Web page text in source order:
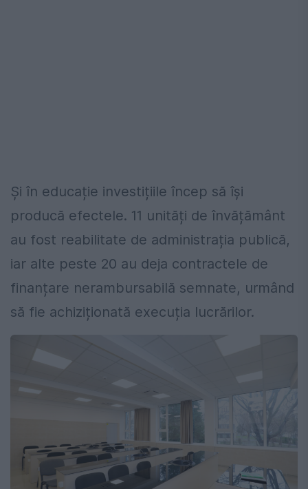
Și în educație investițiile încep să își
producă efectele. 11 unități de învățământ
au fost reabilitate de administrația publică,
iar alte peste 20 au deja contractele de
finanțare nerambursabilă semnate, urmând
să fie achiziționată execuția lucrărilor.